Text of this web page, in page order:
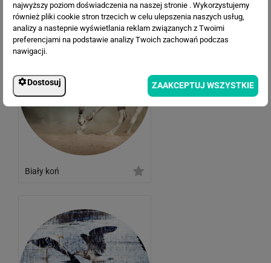
Biały koń
najwyższy poziom doświadczenia na naszej stronie . Wykorzystujemy
również pliki cookie stron trzecich w celu ulepszenia naszych usług,
analizy a nastepnie wyświetlania reklam związanych z Twoimi
preferencjami na podstawie analizy Twoich zachowań podczas
nawigacji.
Dostosuj ZAAKCEPTUJ WSZYSTKIE